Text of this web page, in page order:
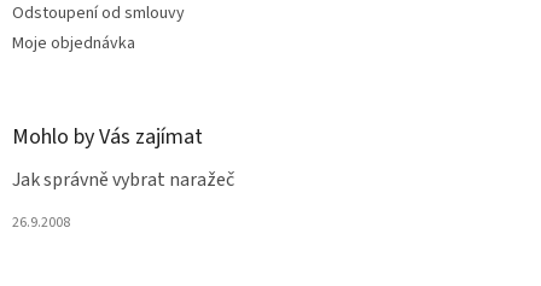
Odstoupení od smlouvy
Moje objednávka
Mohlo by Vás zajímat
Jak správně vybrat naražeč
26.9.2008